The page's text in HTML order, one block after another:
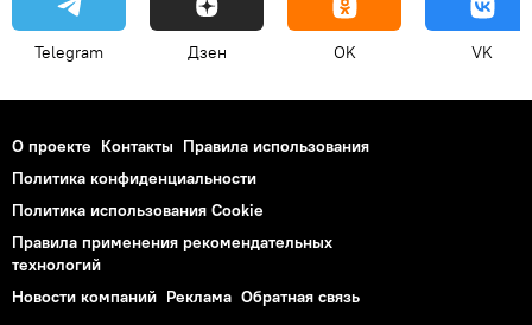
Telegram Дзен OK VK
О проекте Контакты Правила использования
Политика конфиденциальности
Политика использования Cookie
Правила применения рекомендательных
технологий
Новости компаний Реклама Обратная связь